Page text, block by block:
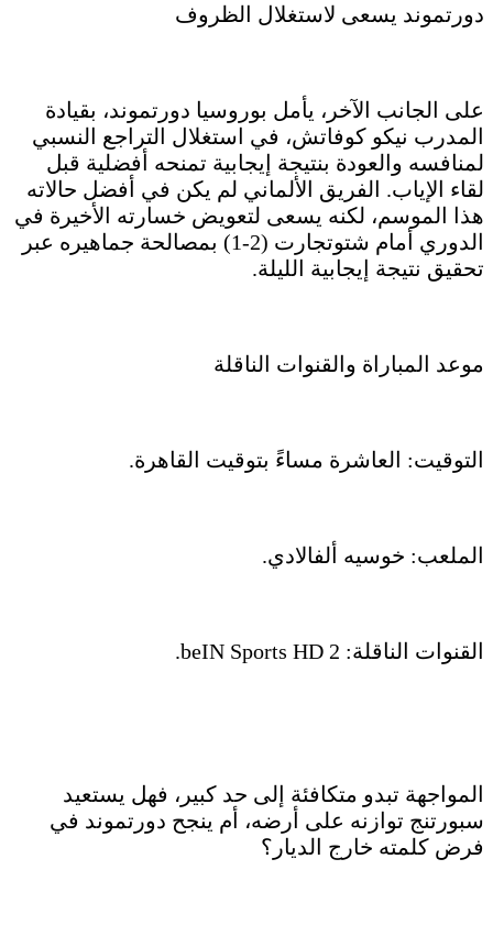
دورتموند يسعى لاستغلال الظروف
على الجانب الآخر، يأمل بوروسيا دورتموند، بقيادة
المدرب نيكو كوفاتش، في استغلال التراجع النسبي
لمنافسه والعودة بنتيجة إيجابية تمنحه أفضلية قبل
لقاء الإياب. الفريق الألماني لم يكن في أفضل حالاته
هذا الموسم، لكنه يسعى لتعويض خسارته الأخيرة في
الدوري أمام شتوتجارت (2-1) بمصالحة جماهيره عبر
تحقيق نتيجة إيجابية الليلة.
موعد المباراة والقنوات الناقلة
التوقيت: العاشرة مساءً بتوقيت القاهرة.
الملعب: خوسيه ألفالادي.
القنوات الناقلة: beIN Sports HD 2.
المواجهة تبدو متكافئة إلى حد كبير، فهل يستعيد
سبورتنج توازنه على أرضه، أم ينجح دورتموند في
فرض كلمته خارج الديار؟